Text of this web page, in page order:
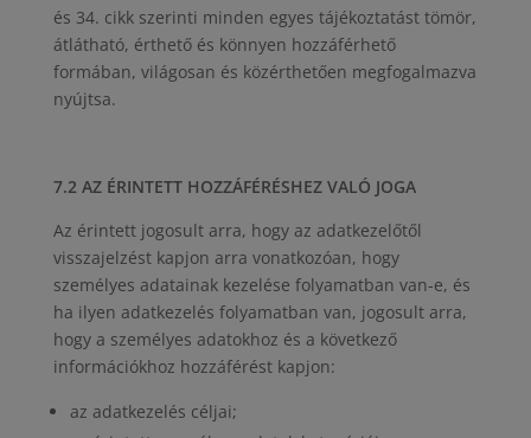
és 34. cikk szerinti minden egyes tájékoztatást tömör,
átlátható, érthető és könnyen hozzáférhető
formában, világosan és közérthetően megfogalmazva
nyújtsa.
7.2 AZ ÉRINTETT HOZZÁFÉRÉSHEZ VALÓ JOGA
Az érintett jogosult arra, hogy az adatkezelőtől
visszajelzést kapjon arra vonatkozóan, hogy
személyes adatainak kezelése folyamatban van-e, és
ha ilyen adatkezelés folyamatban van, jogosult arra,
hogy a személyes adatokhoz és a következő
információkhoz hozzáférést kapjon:
az adatkezelés céljai;